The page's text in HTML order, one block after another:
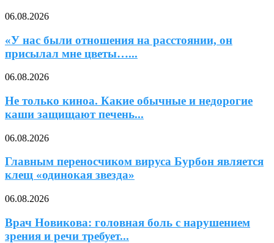
06.08.2026
«У нас были отношения на расстоянии, он
присылал мне цветы…...
06.08.2026
Не только киноа. Какие обычные и недорогие
каши защищают печень...
06.08.2026
Главным переносчиком вируса Бурбон является
клещ «одинокая звезда»
06.08.2026
Врач Новикова: головная боль с нарушением
зрения и речи требует...